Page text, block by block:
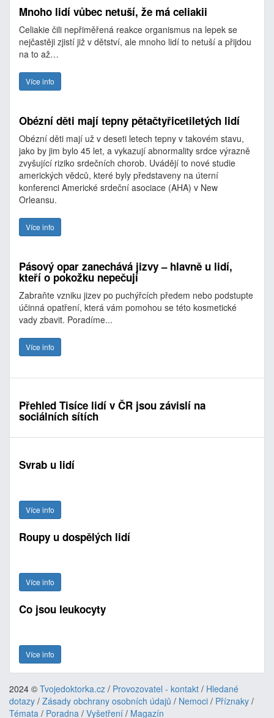
Mnoho lidí vůbec netuší, že má celiakii
Celiakie čili nepřiměřená reakce organismus na lepek se
nejčastěji zjistí již v dětství, ale mnoho lidí to netuší a přijdou
na to až…
Více info
Obézní děti mají tepny pětačtyřicetiletých lidí
Obézní děti mají už v deseti letech tepny v takovém stavu,
jako by jim bylo 45 let, a vykazují abnormality srdce výrazně
zvyšující riziko srdečních chorob. Uvádějí to nové studie
amerických vědců, které byly představeny na úterní
konferenci Americké srdeční asociace (AHA) v New
Orleansu.
Více info
Pásový opar zanechává jizvy – hlavně u lidí,
kteří o pokožku nepečují
Zabraňte vzniku jizev po puchýřcích předem nebo podstupte
účinná opatření, která vám pomohou se této kosmetické
vady zbavit. Poradíme...
Více info
Přehled Tisíce lidí v ČR jsou závislí na
sociálních sítích
Svrab u lidí
Více info
Roupy u dospělých lidí
Více info
Co jsou leukocyty
Více info
2024 © Tvojedoktorka.cz / Provozovatel - kontakt / Hledané
dotazy / Zásady obchrany osobních údajů / Nemoci / Příznaky /
Témata / Poradna / Vyšetření / Magazín